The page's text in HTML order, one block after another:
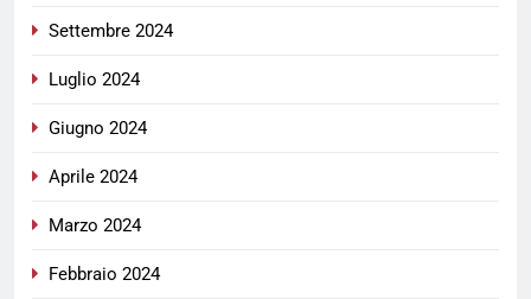
Settembre 2024
Luglio 2024
Giugno 2024
Aprile 2024
Marzo 2024
Febbraio 2024